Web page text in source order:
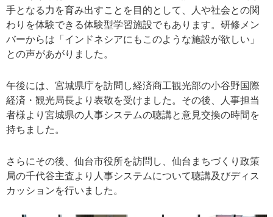
手となる力を育み出すことを目的として、人や社会との関
わりを体験できる体験型学習施設でもあります。研修メン
バーからは「インドネシアにもこのような施設が欲しい」
との声があがりました。
午後には、宮城県庁を訪問し経済商工観光部の小谷野国際
経済・観光局長より表敬を受けました。その後、人事担当
者様より宮城県の人事システムの聴講と意見交換の時間を
持ちました。
さらにその後、仙台市役所を訪問し、仙台まちづくり政策
局の千代谷主査より人事システムについて聴講及びディス
カッションを行いました。